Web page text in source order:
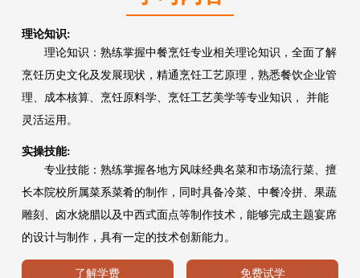
理论知识:
理论知识：熟练掌握中餐烹饪专业相关理论知识，全面了解
烹饪历史文化及发展现状，精通烹饪工艺原理，熟悉餐饮企业管
理、成本核算、烹饪原料学、烹饪工艺美学等专业知识， 并能
灵活运用。
实操技能:
专业技能：熟练掌握各地方风味经典名菜和市场流行菜、擅
长本院校所属菜系菜肴的制作，同时具备冷菜、中餐冷拼、果蔬
雕刻、卤水烧腊以及中西式面点等制作技术，能够完成主题宴席
的设计与制作，具有一定的技术创新能力。
了解学费 免费试学